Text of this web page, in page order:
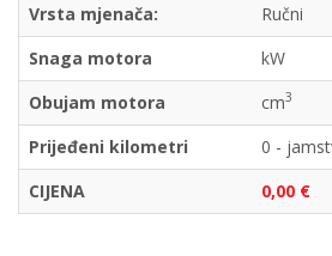
Vrsta mjenača:
Ručni
Snaga motora
kW
Obujam motora
cm3
Prijeđeni kilometri
0 -
CIJENA
0,00 €